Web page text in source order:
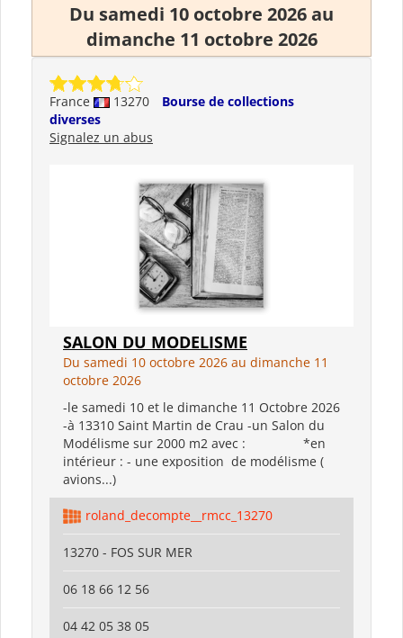
Du samedi 10 octobre 2026 au
dimanche 11 octobre 2026
France 13270
Bourse de collections
diverses
Signalez un abus
SALON DU MODELISME
Du samedi 10 octobre 2026 au dimanche 11
octobre 2026
-le samedi 10 et le dimanche 11 Octobre 2026
-à 13310 Saint Martin de Crau -un Salon du
Modélisme sur 2000 m2 avec : *en
intérieur : - une exposition de modélisme (
avions...)
roland_decompte__rmcc_13270
13270 - FOS SUR MER
06 18 66 12 56
04 42 05 38 05